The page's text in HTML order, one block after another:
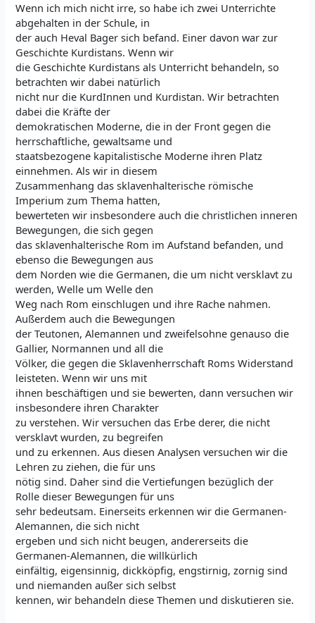
Wenn ich mich nicht irre, so habe ich zwei Unterrichte
abgehalten in der Schule, in
der auch Heval Bager sich befand. Einer davon war zur
Geschichte Kurdistans. Wenn wir
die Geschichte Kurdistans als Unterricht behandeln, so
betrachten wir dabei natürlich
nicht nur die KurdInnen und Kurdistan. Wir betrachten
dabei die Kräfte der
demokratischen Moderne, die in der Front gegen die
herrschaftliche, gewaltsame und
staatsbezogene kapitalistische Moderne ihren Platz
einnehmen. Als wir in diesem
Zusammenhang das sklavenhalterische römische
Imperium zum Thema hatten,
bewerteten wir insbesondere auch die christlichen inneren
Bewegungen, die sich gegen
das sklavenhalterische Rom im Aufstand befanden, und
ebenso die Bewegungen aus
dem Norden wie die Germanen, die um nicht versklavt zu
werden, Welle um Welle den
Weg nach Rom einschlugen und ihre Rache nahmen.
Außerdem auch die Bewegungen
der Teutonen, Alemannen und zweifelsohne genauso die
Gallier, Normannen und all die
Völker, die gegen die Sklavenherrschaft Roms Widerstand
leisteten. Wenn wir uns mit
ihnen beschäftigen und sie bewerten, dann versuchen wir
insbesondere ihren Charakter
zu verstehen. Wir versuchen das Erbe derer, die nicht
versklavt wurden, zu begreifen
und zu erkennen. Aus diesen Analysen versuchen wir die
Lehren zu ziehen, die für uns
nötig sind. Daher sind die Vertiefungen bezüglich der
Rolle dieser Bewegungen für uns
sehr bedeutsam. Einerseits erkennen wir die Germanen-
Alemannen, die sich nicht
ergeben und sich nicht beugen, andererseits die
Germanen-Alemannen, die willkürlich
einfältig, eigensinnig, dickköpfig, engstirnig, zornig sind
und niemanden außer sich selbst
kennen, wir behandeln diese Themen und diskutieren sie.